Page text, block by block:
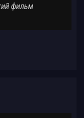
фильм